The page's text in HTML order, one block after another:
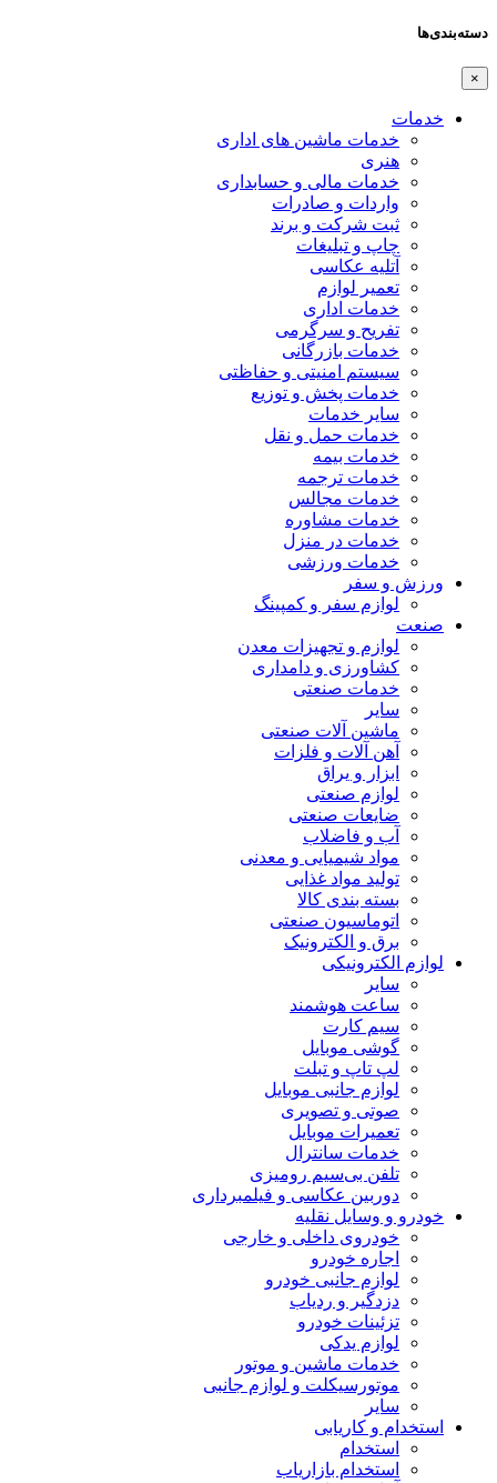
دسته‌بندی‌ها
×
خدمات
خدمات ماشین های اداری
هنری
خدمات مالی و حسابداری
واردات و صادرات
ثبت شرکت و برند
چاپ و تبلیغات
آتلیه عکاسی
تعمیر لوازم
خدمات اداری
تفریح و سرگرمی
خدمات بازرگانی
سیستم امنیتی و حفاظتی
خدمات پخش و توزیع
سایر خدمات
خدمات حمل و نقل
خدمات بیمه
خدمات ترجمه
خدمات مجالس
خدمات مشاوره
خدمات در منزل
خدمات ورزشی
ورزش و سفر
لوازم سفر و کمپینگ
صنعت
لوازم و تجهیزات معدن
کشاورزی و دامداری
خدمات صنعتی
سایر
ماشین آلات صنعتی
آهن آلات و فلزات
ابزار و یراق
لوازم صنعتی
ضایعات صنعتی
آب و فاضلاب
مواد شیمیایی و معدنی
تولید مواد غذایی
بسته بندی کالا
اتوماسیون صنعتی
برق و الکترونیک
لوازم الکترونیکی
سایر
ساعت هوشمند
سیم کارت
گوشی موبایل
لپ تاپ و تبلت
لوازم جانبی موبایل
صوتی و تصویری
تعمیرات موبایل
خدمات سانترال
تلفن بی‌سیم رومیزی
دوربین عکاسی و فیلمبرداری
خودرو و وسایل نقلیه
خودروی داخلی و خارجی
اجاره خودرو
لوازم جانبی خودرو
دزدگیر و ردیاب
تزئینات خودرو
لوازم یدکی
خدمات ماشین و موتور
موتورسیکلت و لوازم جانبی
سایر
استخدام و کاریابی
استخدام
استخدام بازاریاب